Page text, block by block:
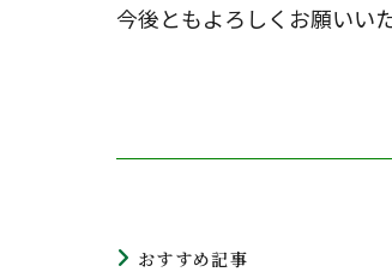
今後ともよろしくお願いい
おすすめ記事